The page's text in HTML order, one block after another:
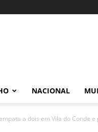
NACIONAL
a dois em Vila do Conde e